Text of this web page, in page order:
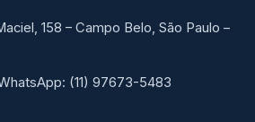
158 – Campo Belo, São Paulo –
(11) 97673-5483